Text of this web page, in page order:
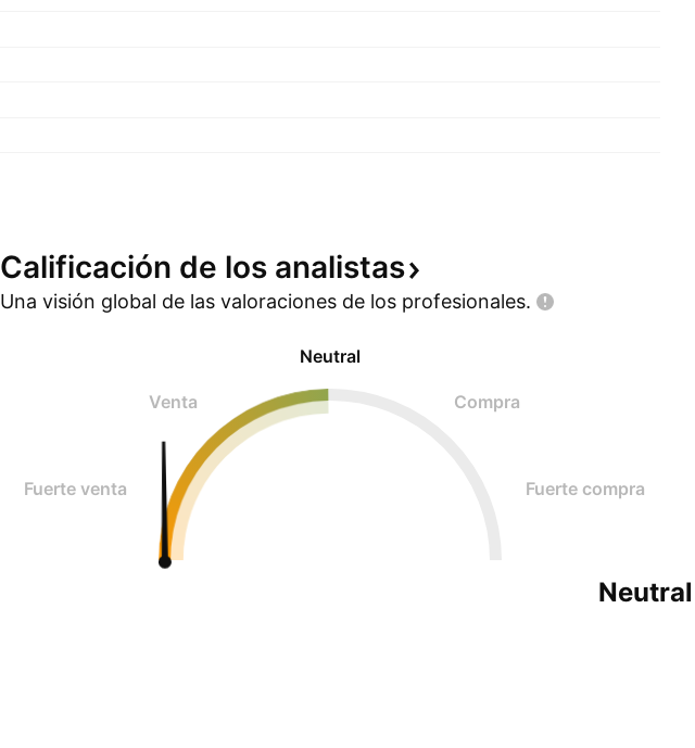
Calificación de los analistas
Una visión global de las valoraciones de los profesionales.
Neutral
Venta Compra
Fuerte venta Fuerte compra
Neutral